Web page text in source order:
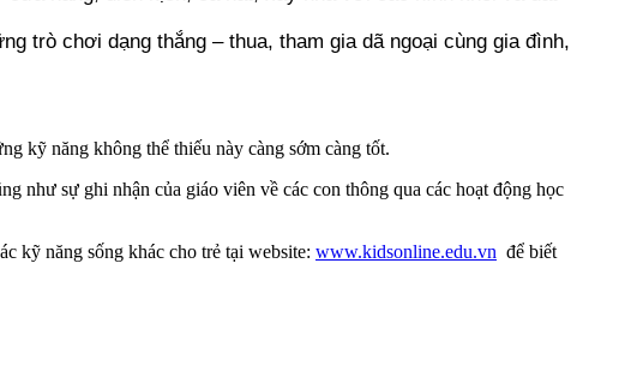
trò chơi dạng thắng – thua, tham gia dã ngoại cùng gia đình,
kỹ năng không thể thiếu này càng sớm càng tốt.
như sự ghi nhận của giáo viên về các con thông qua các hoạt động học
kỹ năng sống khác cho trẻ tại website: www.kidsonline.edu.vn để biết